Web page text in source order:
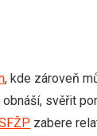
, kde zároveň
svěřit
zabere